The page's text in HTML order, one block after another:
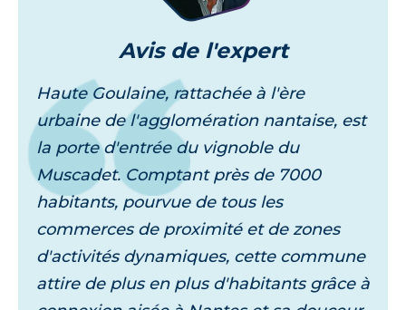
Avisde l'expert
Haute Goulaine, rattachée à l'ère
urbaine de l'agglomération nantaise, est
la porte d'entrée du vignoble du
Muscadet. Comptant près de 7000
habitants, pourvue de tous les
commerces de proximité et de zones
d'activités dynamiques, cette commune
attire de plus en plus d'habitants grâce à